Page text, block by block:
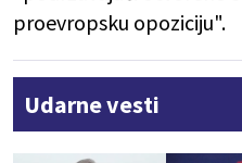
proevropsku opoziciju".
Udarne vesti